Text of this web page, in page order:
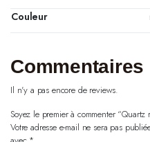
Couleur
Commentaires
Il n'y a pas encore de reviews.
Soyez le premier à commenter “Quartz
Votre adresse e-mail ne sera pas